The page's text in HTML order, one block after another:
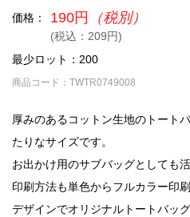
価格： 190円 （税別）
(税込：209円)
最少ロット：200
商品コード：TWTR0749008
厚みのあるコットン生地のトート
たりなサイズです。
お出かけ用のサブバッグとしても活
印刷方法も単色からフルカラー印
デザインでオリジナルトートバッ